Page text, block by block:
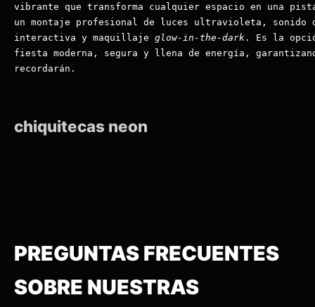
vibrante que transforma cualquier espacio en una
un montaje profesional de luces ultravioleta,
interactiva y maquillaje glow-in-the-dark . Es la
fiesta moderna, segura y llena de energía,
recordarán.
chiquitecas neon
PREGUNTAS FRECUENTES
SOBRE NUESTRAS